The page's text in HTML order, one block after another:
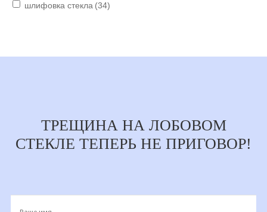
шлифовка стекла (34)
ТРЕЩИНА НА ЛОБОВОМ
СТЕКЛЕ ТЕПЕРЬ НЕ ПРИГОВОР!